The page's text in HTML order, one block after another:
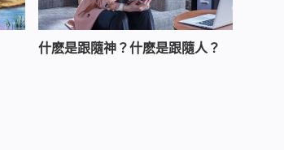
什麽是跟隨神？什麽是跟隨人？